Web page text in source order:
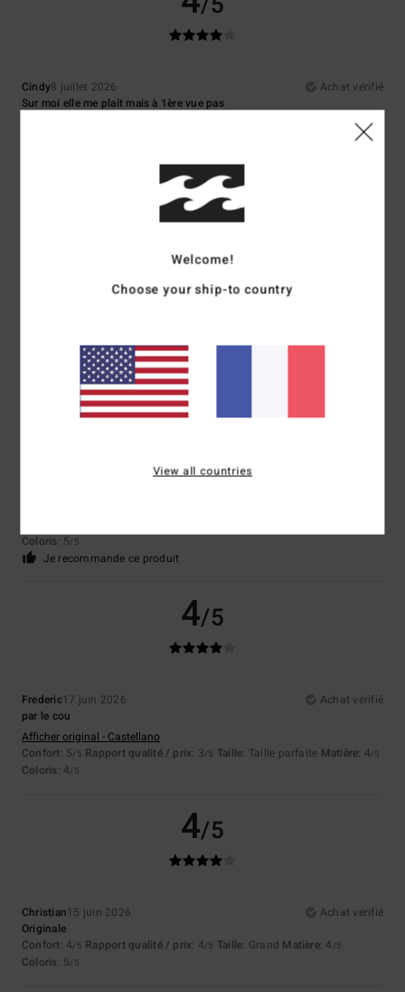
Cindy8 juillet 2026
Achat vérifié
Sur moi elle me plaît mais à 1ère vue pas
Matière : 4/5
4/5
5 /5
Coloris: 5/5
Je recommande ce produit
4/5
Frederic17 juin 2026
Achat vérifié
par le cou
Afficher original - Castellano
Confort: 5/5 Rapport qualité / prix: 3/5 Taille: Taille parfaite Matière: 4/5
Coloris: 4/5
4/5
Christian15 juin 2026
Achat vérifié
Originale
Confort: 4/5 Rapport qualité / prix: 4/5 Taille: Grand Matière: 4 /5
Coloris: 5/5
Welcome!
Choose your ship-to country
View all countries